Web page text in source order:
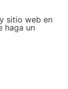
sitio web en
haga un